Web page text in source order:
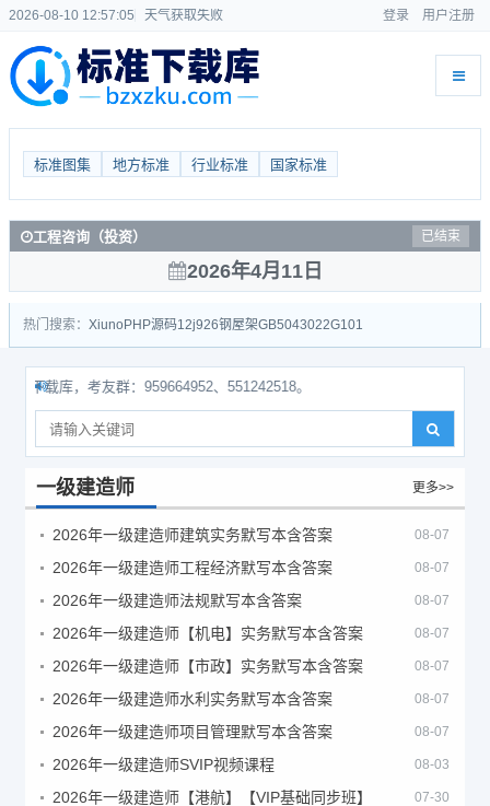
2026-08-10 12:57:06 天气获取失败 登录 用户注册
标准图集 地方标准 行业标准 国家标准
工程咨询（投资） 已结束
2026年4月11日
热门搜索： Xiuno PHP源码12j926钢屋架GB5043022G101
载库，考友群：959664952、551242518。
一级建造师 更多>>
2026年一级建造师建筑实务默写本含答案 08-07
2026年一级建造师工程经济默写本含答案 08-07
2026年一级建造师法规默写本含答案 08-07
2026年一级建造师【机电】实务默写本含答案 08-07
2026年一级建造师【市政】实务默写本含答案 08-07
2026年一级建造师水利实务默写本含答案 08-07
2026年一级建造师项目管理默写本含答案 08-07
2026年一级建造师SVIP视频课程 08-03
2026年一级建造师【港航】【VIP基础同步班】 07-30